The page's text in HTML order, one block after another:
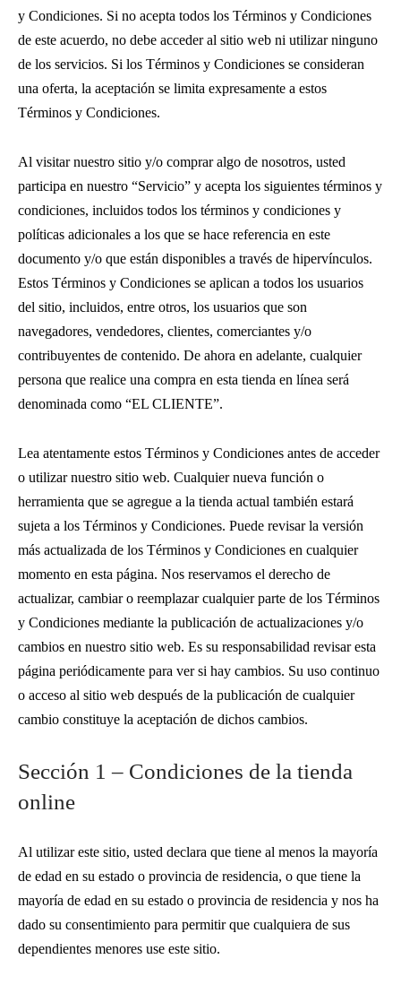
y Condiciones. Si no acepta todos los Términos y Condiciones
de este acuerdo, no debe acceder al sitio web ni utilizar ninguno
de los servicios. Si los Términos y Condiciones se consideran
una oferta, la aceptación se limita expresamente a estos
Términos y Condiciones.
Al visitar nuestro sitio y/o comprar algo de nosotros, usted
participa en nuestro “Servicio” y acepta los siguientes términos y
condiciones, incluidos todos los términos y condiciones y
políticas adicionales a los que se hace referencia en este
documento y/o que están disponibles a través de hipervínculos.
Estos Términos y Condiciones se aplican a todos los usuarios
del sitio, incluidos, entre otros, los usuarios que son
navegadores, vendedores, clientes, comerciantes y/o
contribuyentes de contenido. De ahora en adelante, cualquier
persona que realice una compra en esta tienda en línea será
denominada como “EL CLIENTE”.
Lea atentamente estos Términos y Condiciones antes de acceder
o utilizar nuestro sitio web. Cualquier nueva función o
herramienta que se agregue a la tienda actual también estará
sujeta a los Términos y Condiciones. Puede revisar la versión
más actualizada de los Términos y Condiciones en cualquier
momento en esta página. Nos reservamos el derecho de
actualizar, cambiar o reemplazar cualquier parte de los Términos
y Condiciones mediante la publicación de actualizaciones y/o
cambios en nuestro sitio web. Es su responsabilidad revisar esta
página periódicamente para ver si hay cambios. Su uso continuo
o acceso al sitio web después de la publicación de cualquier
cambio constituye la aceptación de dichos cambios.
Sección 1 – Condiciones de la tienda
online
Al utilizar este sitio, usted declara que tiene al menos la mayoría
de edad en su estado o provincia de residencia, o que tiene la
mayoría de edad en su estado o provincia de residencia y nos ha
dado su consentimiento para permitir que cualquiera de sus
dependientes menores use este sitio.